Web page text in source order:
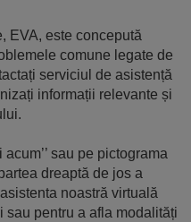
EVA, este concepută
comune legate de
serviciul de asistență
informații relevante și
sau pe pictograma
dreaptă de jos a
noastră virtuală
sau pentru a afla modalități